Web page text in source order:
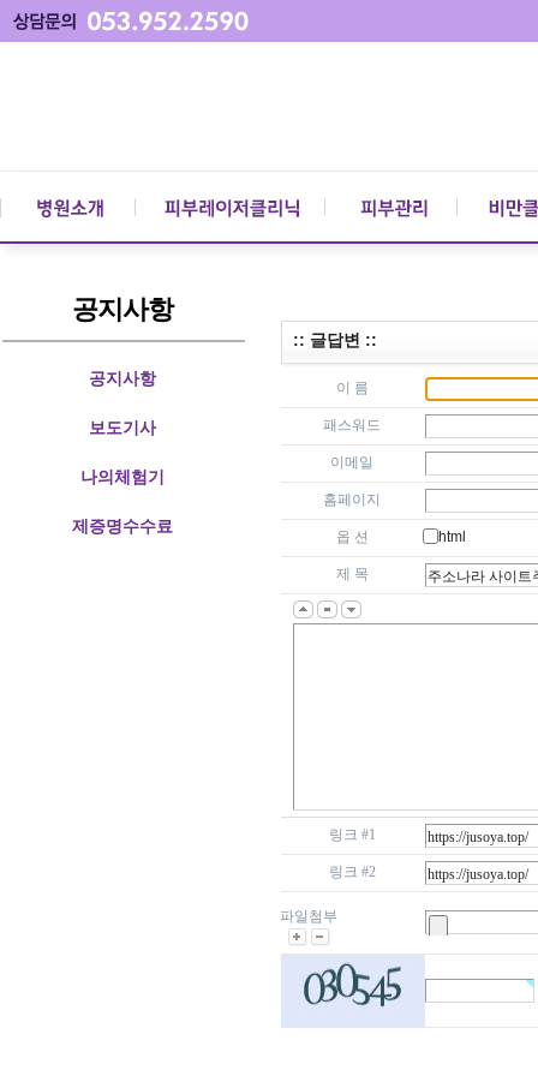
공지사항
공지사항
보도기사
나의체험기
제증명수수료
:: 글답변 ::
이 름
패스워드
이메일
홈페이지
옵 션 html
제 목
링크 #1
링크 #2
파일첨부